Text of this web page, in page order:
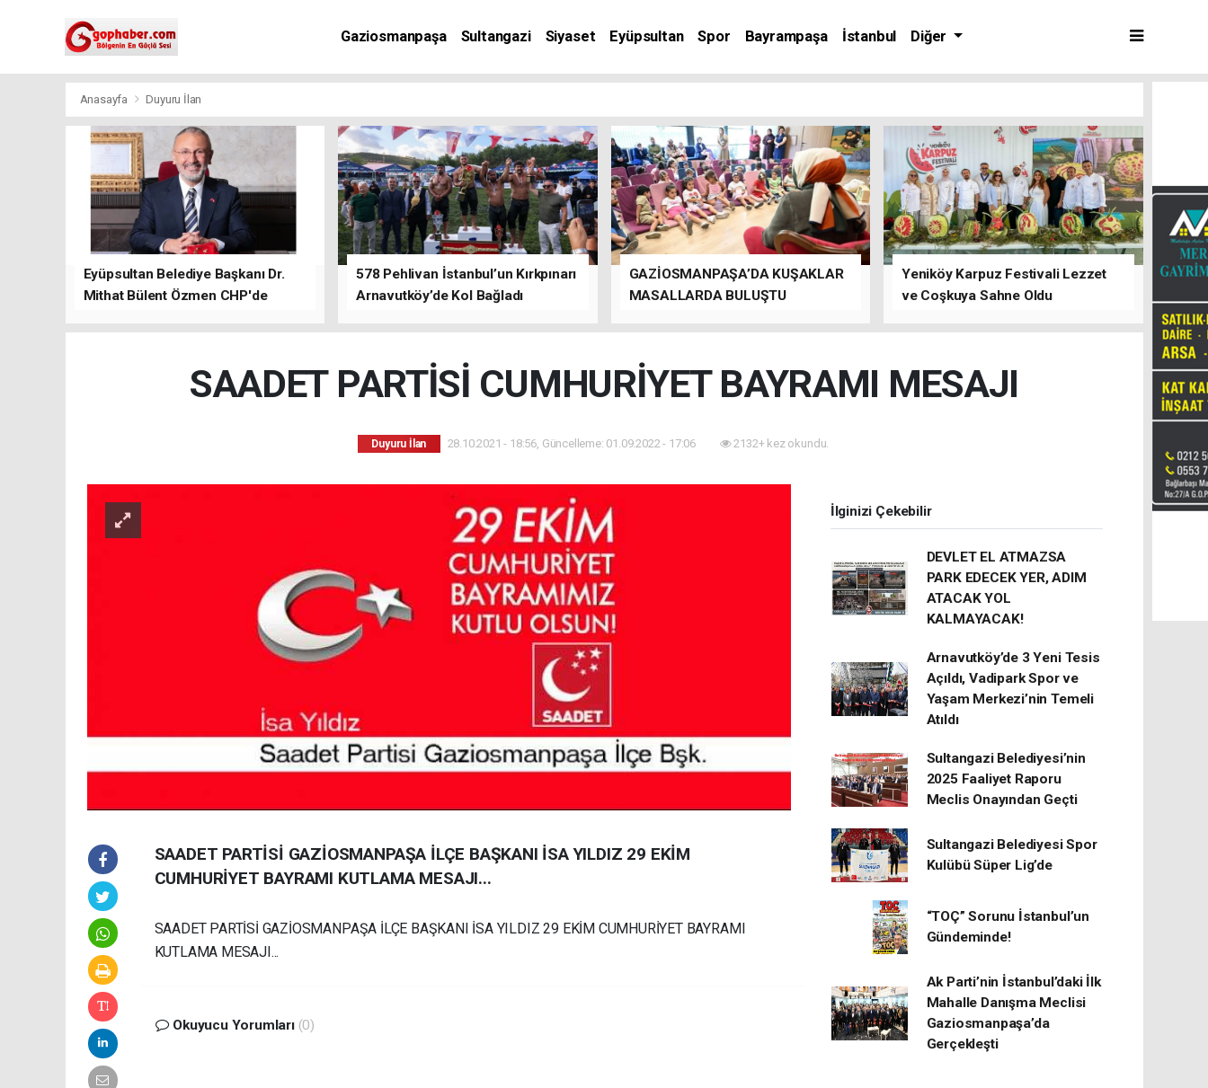
Gaziosmanpaşa Sultangazi Siyaset Eyüpsultan Spor Bayrampaşa İstanbul Diğer
Anasayfa Duyuru İlan
Eyüpsultan Belediye Başkanı Dr.
Mithat Bülent Özmen CHP'de
578 Pehlivan İstanbul’un Kırkpınarı
Arnavutköy’de Kol Bağladı
GAZİOSMANPAŞA’DA KUŞAKLAR
MASALLARDA BULUŞTU
Yeniköy Karpuz Festivali Lezzet
ve Coşkuya Sahne Oldu
SAADET PARTİSİ CUMHURİYET BAYRAMI MESAJI
Duyuru İlan 28.10.2021 - 18:56, Güncelleme: 01.09.2022 - 17:06 2132+ kez okundu.
SAADET PARTİSİ GAZİOSMANPAŞA İLÇE BAŞKANI İSA YILDIZ 29 EKİM
CUMHURİYET BAYRAMI KUTLAMA MESAJI...
SAADET PARTİSİ GAZİOSMANPAŞA İLÇE BAŞKANI İSA YILDIZ 29 EKİM CUMHURİYET BAYRAMI
KUTLAMA MESAJI...
Okuyucu Yorumları (0)
İlginizi Çekebilir
DEVLET EL ATMAZSA
PARK EDECEK YER, ADIM
ATACAK YOL
KALMAYACAK!
Arnavutköy’de 3 Yeni Tesis
Açıldı, Vadipark Spor ve
Yaşam Merkezi’nin Temeli
Atıldı
Sultangazi Belediyesi’nin
2025 Faaliyet Raporu
Meclis Onayından Geçti
Sultangazi Belediyesi Spor
Kulübü Süper Lig’de
“TOÇ” Sorunu İstanbul’un
Gündeminde!
Ak Parti’nin İstanbul’daki İlk
Mahalle Danışma Meclisi
Gaziosmanpaşa’da
Gerçekleşti